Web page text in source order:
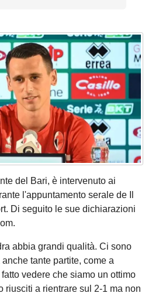
del Bari, è intervenuto ai
l'appuntamento serale de Il
Di seguito le sue dichiarazioni
abbia grandi qualità. Ci sono
tante partite, come a
vedere che siamo un ottimo
riusciti a rientrare sul 2-1 ma non